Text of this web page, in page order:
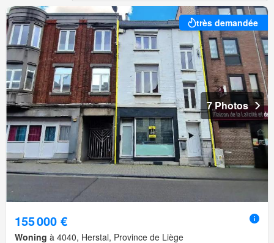
très demandée
7 Photos
155 000 €
Woning à 4040, Herstal, Province de Liège